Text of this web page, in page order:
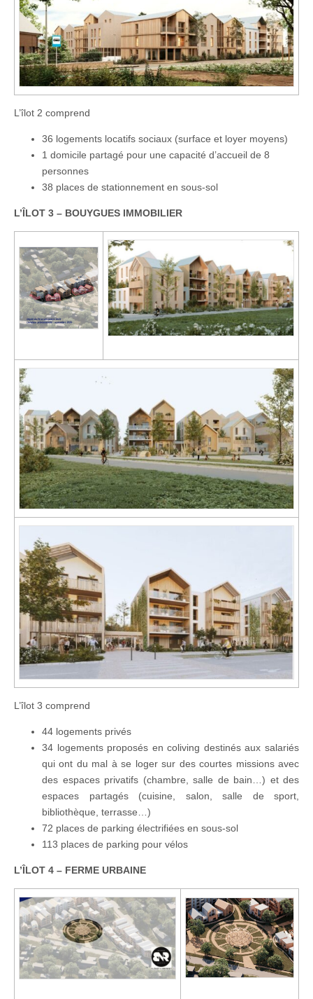
L’îlot 2 comprend
36 logements locatifs sociaux (surface et loyer moyens)
1 domicile partagé pour une capacité d’accueil de 8
personnes​
38 places de stationnement en sous-sol​
L’ÎLOT 3 – BOUYGUES IMMOBILIER
L’îlot 3 comprend
44 logements privés​
34 logements proposés en coliving destinés aux salariés
qui ont du mal à se loger sur des courtes missions avec
des espaces privatifs (chambre, salle de bain…) et des
espaces partagés (cuisine, salon, salle de sport,
bibliothèque, terrasse…)​
72 places de parking électrifiées en sous-sol​
113 places de parking pour vélos​
L’ÎLOT 4 – FERME URBAINE